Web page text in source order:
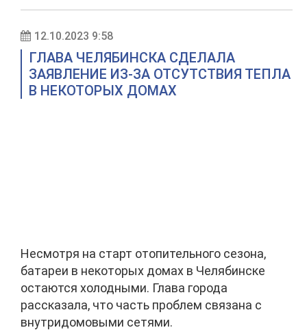
12.10.2023 9:58
ГЛАВА ЧЕЛЯБИНСКА СДЕЛАЛА
ЗАЯВЛЕНИЕ ИЗ-ЗА ОТСУТСТВИЯ ТЕПЛА
В НЕКОТОРЫХ ДОМАХ
Несмотря на старт отопительного сезона,
батареи в некоторых домах в Челябинске
остаются холодными. Глава города
рассказала, что часть проблем связана с
внутридомовыми сетями.